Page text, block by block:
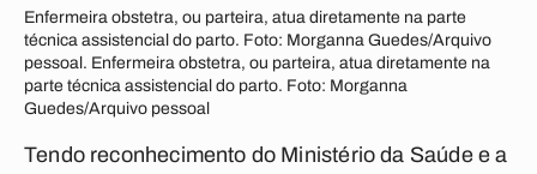
Enfermeira obstetra, ou parteira, atua diretamente na parte
técnica assistencial do parto. Foto: Morganna Guedes/Arquivo
pessoal. Enfermeira obstetra, ou parteira, atua diretamente na
parte técnica assistencial do parto. Foto: Morganna
Guedes/Arquivo pessoal
Tendo reconhecimento do Ministério da Saúde e a